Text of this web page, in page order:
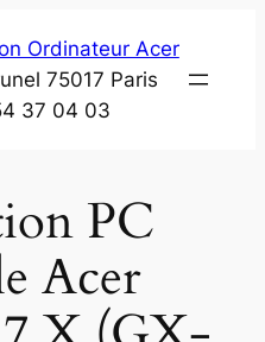
Ordinateur Acer
75017 Paris
37 04 03
PC
Acer